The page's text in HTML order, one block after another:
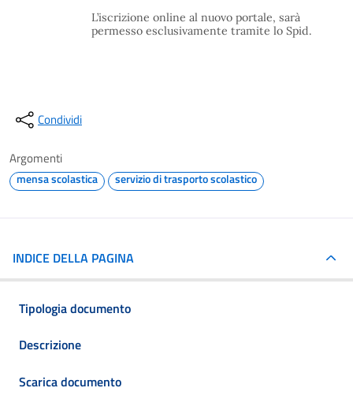
L’iscrizione online al nuovo portale, sarà
permesso esclusivamente tramite lo Spid.
Condividi
Argomenti
mensa scolastica servizio di trasporto scolastico
INDICE DELLA PAGINA
Tipologia documento
Descrizione
Scarica documento